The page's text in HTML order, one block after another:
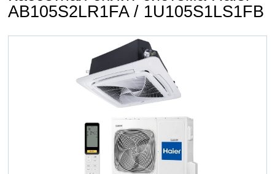
AB105S2LR1FA / 1U105S1LS1FB